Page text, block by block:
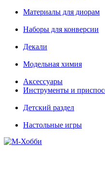
Материалы для диорам
Наборы для конверсии
Декали
Модельная химия
Аксессуары
Инструменты и
Детский раздел
Настольные игры